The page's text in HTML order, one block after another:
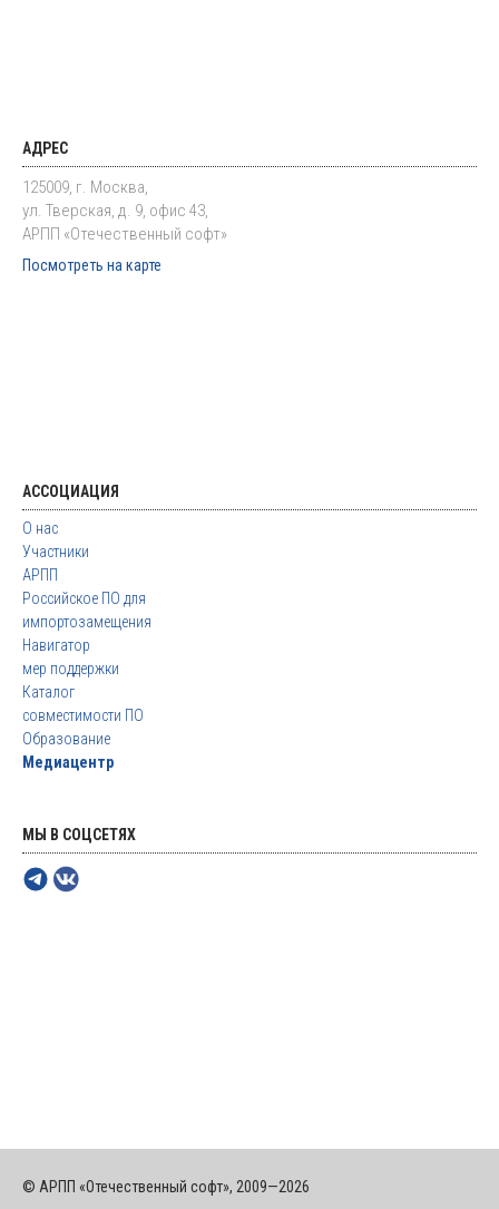
АДРЕС
125009, г. Москва,
ул. Тверская, д. 9, офис 43,
АРПП «Отечественный софт»
Посмотреть на карте
АССОЦИАЦИЯ
О нас
Участники
АРПП
Российское ПО для
импортозамещения
Навигатор
мер поддержки
Каталог
совместимости ПО
Образование
Медиацентр
МЫ В СОЦСЕТЯХ
© АРПП «Отечественный софт», 2009—2026